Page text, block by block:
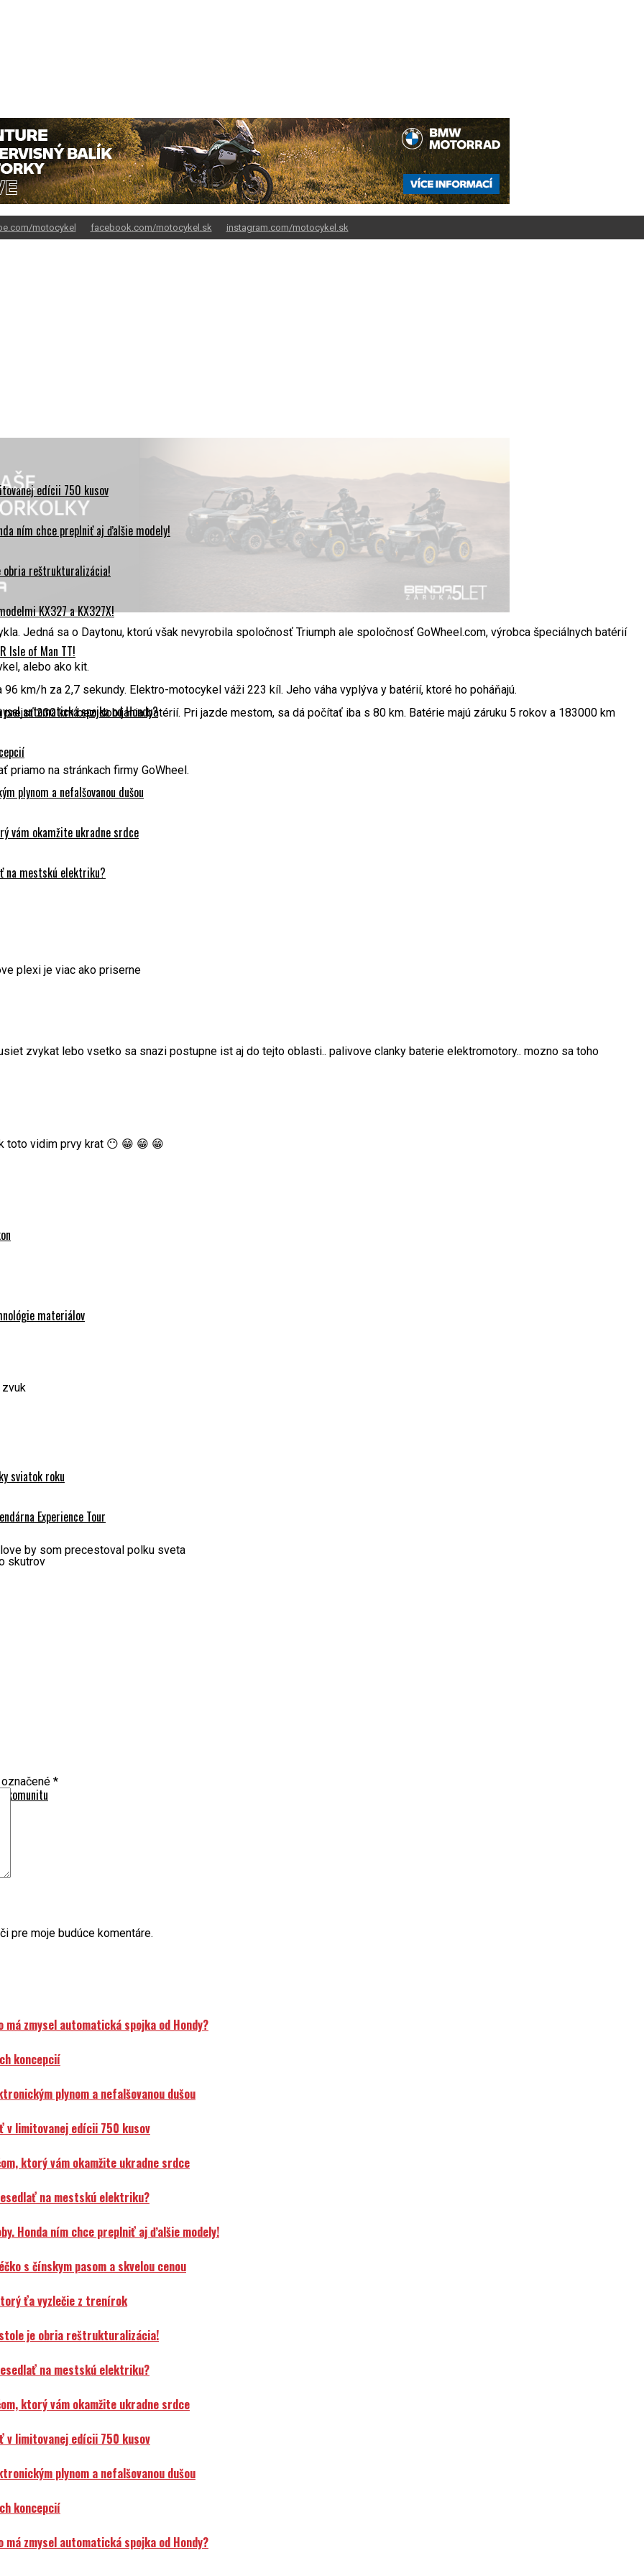
motocykel facebook.com/motocykel.sk instagram.com/motocykel.sk
edícii 750 kusov
ním chce preplniť aj ďalšie modely!
obria reštrukturalizácia!
KX327 a KX327X!
Isle of Man TT!
automatická spojka od Hondy?
plynom a nefalšovanou dušou
vám okamžite ukradne srdce
na mestskú elektriku?
materiálov
sviatok roku
Experience Tour
komunitu
Jedná sa o Daytonu, ktorú však nevyrobila spoločnosť Triumph ale spoločnosť GoWheel.com, výrobca špeciálnych batérií
alebo ako kit.
km/h za 2,7 sekundy. Elektro-motocykel váži 223 kíl. Jeho váha vyplýva y batérií, ktoré ho poháňajú.
230 km bez dobíjania batérií. Pri jazde mestom, sa dá počítať iba s 80 km. Batérie majú záruku 5 rokov a 183000 km
priamo na stránkach firmy GoWheel.
plexi je viac ako priserne
zvykat lebo vsetko sa snazi postupne ist aj do tejto oblasti.. palivove clanky baterie elektromotory.. mozno sa toho
toto vidim prvy krat 😶 😁 😁 😁
by som precestoval polku sveta
skutrov
*
pre moje budúce komentáre.
má zmysel automatická spojka od Hondy?
koncepcií
plynom a nefalšovanou dušou
v limitovanej edícii 750 kusov
ktorý vám okamžite ukradne srdce
na mestskú elektriku?
Honda ním chce preplniť aj ďalšie modely!
s čínskym pasom a skvelou cenou
ťa vyzlečie z trenírok
stole je obria reštrukturalizácia!
na mestskú elektriku?
ktorý vám okamžite ukradne srdce
v limitovanej edícii 750 kusov
plynom a nefalšovanou dušou
koncepcií
má zmysel automatická spojka od Hondy?